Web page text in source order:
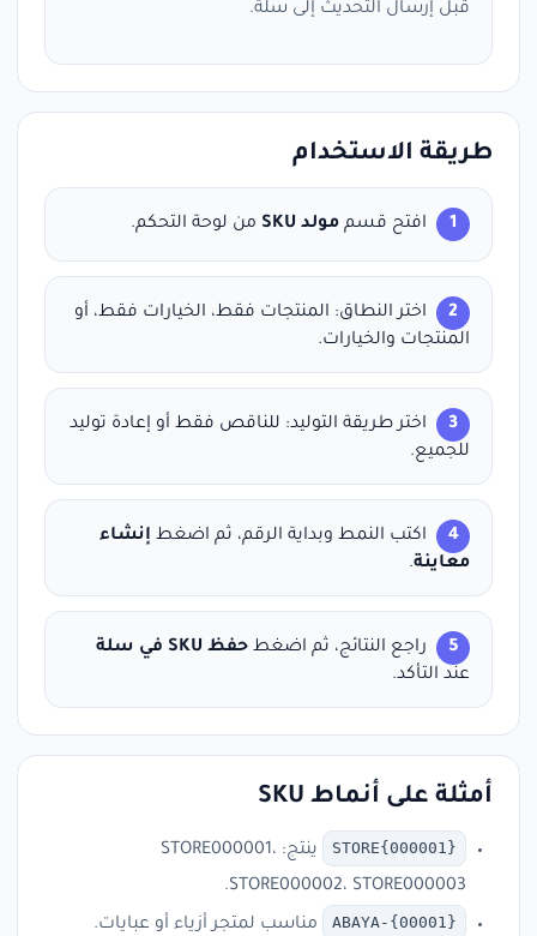
قبل إرسال التحديث إلى سلة.
طريقة الاستخدام
افتح قسممولد SKU من لوحة التحكم.
اختر النطاق: المنتجات فقط، الخيارات فقط، أو
المنتجات والخيارات.
اختر طريقة التوليد: للناقص فقط أو إعادة توليد
للجميع.
اكتب النمط وبداية الرقم، ثم اضغطإنشاء
معاينة.
راجع النتائج، ثم اضغطحفظ SKU في سلة
عند التأكد.
أمثلة على أنماط SKU
STORE{000001}
ينتج: STORE000001،
STORE000002، STORE000003.
ABAYA-{00001} مناسب لمتجر أزياء أو عبايات.